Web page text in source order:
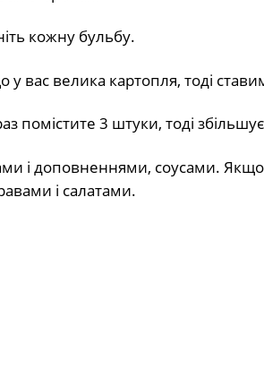
кожну бульбу.
вас велика картопля, тоді
помістите 3 штуки, тоді
і доповненнями, соусами. Якщо
і салатами.